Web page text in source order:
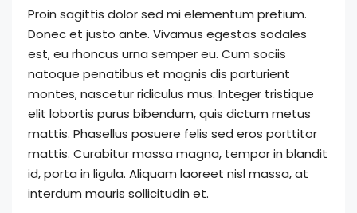
Proin sagittis dolor sed mi elementum pretium.
Donec et justo ante. Vivamus egestas sodales
est, eu rhoncus urna semper eu. Cum sociis
natoque penatibus et magnis dis parturient
montes, nascetur ridiculus mus. Integer tristique
elit lobortis purus bibendum, quis dictum metus
mattis. Phasellus posuere felis sed eros porttitor
mattis. Curabitur massa magna, tempor in blandit
id, porta in ligula. Aliquam laoreet nisl massa, at
interdum mauris sollicitudin et.